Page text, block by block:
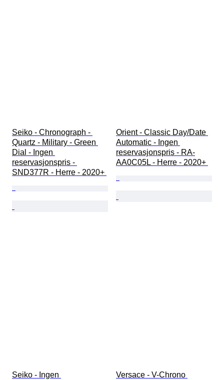
Seiko - Chronograph -
Quartz - Military - Green
Dial - Ingen
reservasjonspris -
SND377R - Herre - 2020+
Orient - Classic Day/Date
Automatic - Ingen
reservasjonspris - RA-
AA0C05L - Herre - 2020+
Seiko - Ingen
Versace - V-Chrono